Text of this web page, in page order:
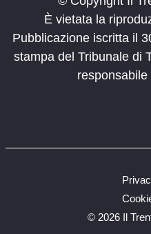
È vietata la
Pubblicazione iscritta il
stampa del Tribunale di
© 2026 Il